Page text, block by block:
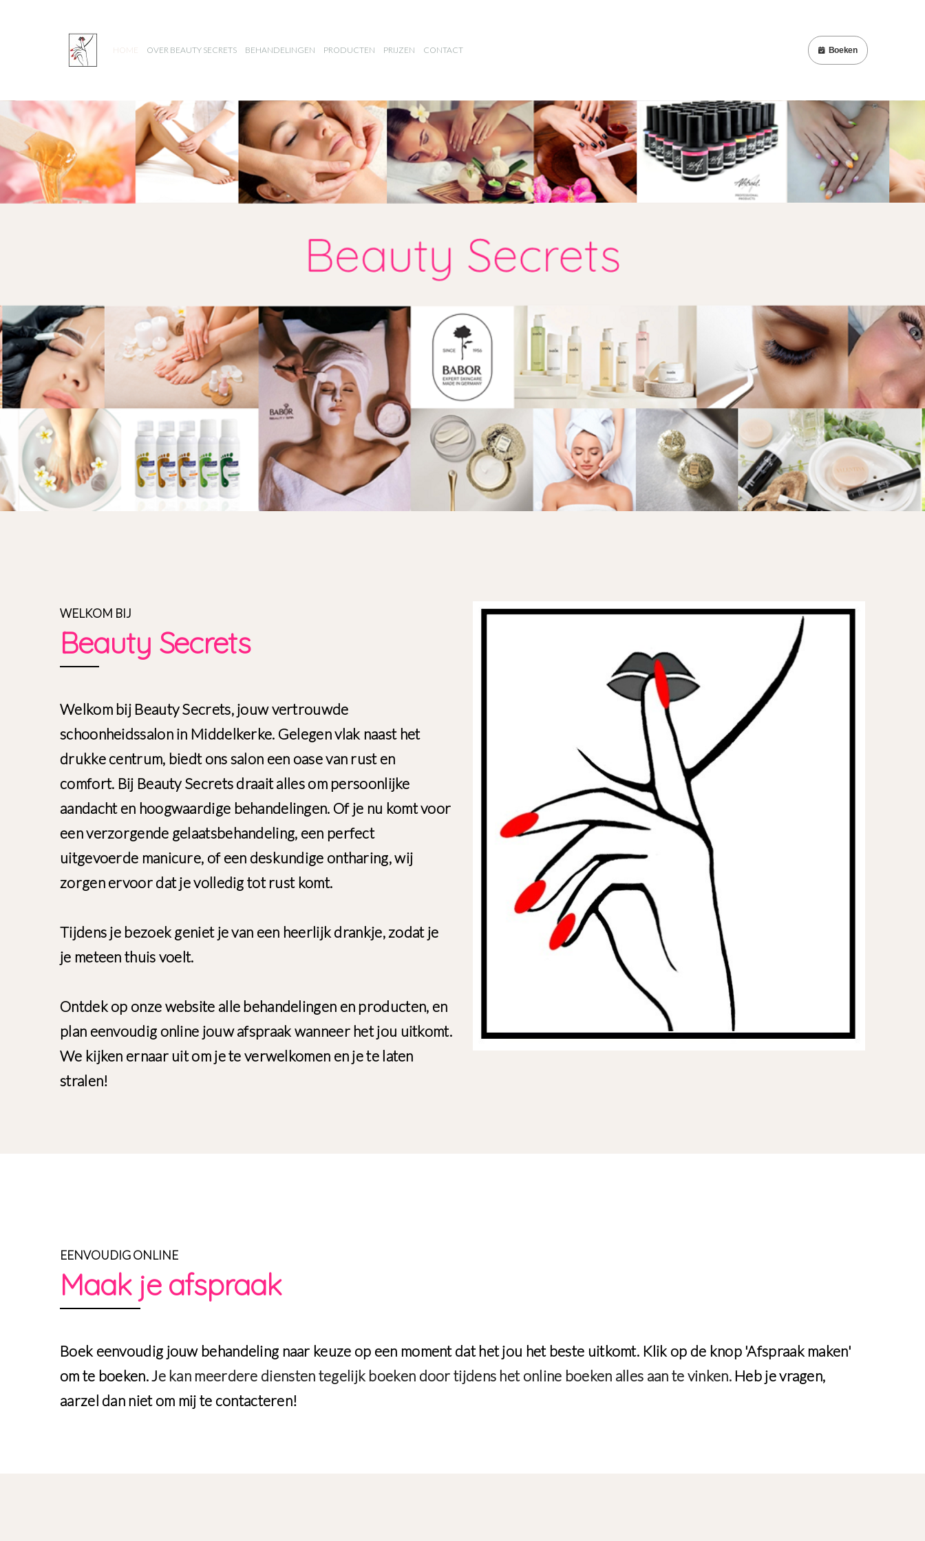
HOME OVER BEAUTY SECRETS BEHANDELINGEN PRODUCTEN PRIJZEN CONTACT Boeken
WELKOM BIJ
Beauty Secrets
Welkom bij Beauty Secrets, jouw vertrouwde
schoonheidssalon in Middelkerke. Gelegen vlak naast het
drukke centrum, biedt ons salon een oase van rust en
comfort. Bij Beauty Secrets draait alles om persoonlijke
aandacht en hoogwaardige behandelingen. Of je nu komt voor
een verzorgende gelaatsbehandeling, een perfect
uitgevoerde manicure, of een deskundige ontharing, wij
zorgen ervoor dat je volledig tot rust komt.
Tijdens je bezoek geniet je van een heerlijk drankje, zodat je
je meteen thuis voelt.
Ontdek op onze website alle behandelingen en producten, en
plan eenvoudig online jouw afspraak wanneer het jou uitkomt.
We kijken ernaar uit om je te verwelkomen en je te laten
stralen!
EENVOUDIG ONLINE
Maak je afspraak
Boek eenvoudig jouw behandeling naar keuze op een moment dat het jou het beste uitkomt. Klik op de knop 'Afspraak maken'
om te boeken. Je kan meerdere diensten tegelijk boeken door tijdens het online boeken alles aan te vinken.Heb je vragen,
aarzel dan niet om mij te contacteren!